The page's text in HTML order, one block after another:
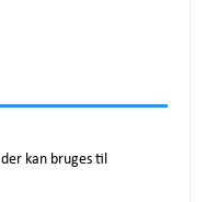
kan bruges til